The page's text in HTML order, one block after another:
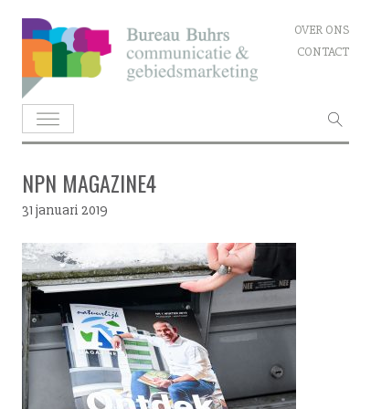
Skip
to
content
OVER ONS
CONTACT
NPN MAGAZINE4
31 januari 2019